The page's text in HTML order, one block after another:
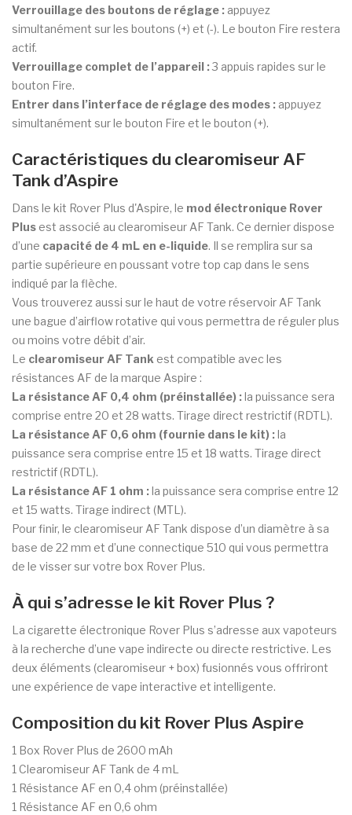
Verrouillage des boutons de réglage : appuyez
simultanément sur les boutons (+) et (-). Le bouton Fire restera
actif.
Verrouillage complet de l’appareil :3 appuis rapides sur le
bouton Fire.
Entrer dans l’interface de réglage des modes : appuyez
simultanément sur le bouton Fire et le bouton (+).
Caractéristiques du clearomiseur AF
Tank d’Aspire
Dans le kit Rover Plus d'Aspire, le mod électronique Rover
Plus est associé au clearomiseur AF Tank. Ce dernier dispose
d’une capacité de 4 mL en e-liquide. Il se remplira sur sa
partie supérieure en poussant votre top cap dans le sens
indiqué par la flèche.
Vous trouverez aussi sur le haut de votre réservoir AF Tank
une bague d’airflow rotative qui vous permettra de réguler plus
ou moins votre débit d’air.
Le clearomiseur AF Tank est compatible avec les
résistances AF de la marque Aspire :
La résistance AF 0,4 ohm (préinstallée) :la puissance sera
comprise entre 20 et 28 watts. Tirage direct restrictif (RDTL).
La résistance AF 0,6 ohm (fournie dans le kit) :la
puissance sera comprise entre 15 et 18 watts. Tirage direct
restrictif (RDTL).
La résistance AF 1 ohm :la puissance sera comprise entre 12
et 15 watts. Tirage indirect (MTL).
Pour finir, le clearomiseur AF Tank dispose d’un diamètre à sa
base de 22 mm et d’une connectique 510 qui vous permettra
de le visser sur votre box Rover Plus.
À qui s’adresse le kit Rover Plus ?
La cigarette électronique Rover Plus s’adresse aux vapoteurs
à la recherche d’une vape indirecte ou directe restrictive. Les
deux éléments (clearomiseur + box) fusionnés vous offriront
une expérience de vape interactive et intelligente.
Composition du kit Rover Plus Aspire
1 Box Rover Plus de 2600 mAh
1 Clearomiseur AF Tank de 4 mL
1 Résistance AF en 0,4 ohm (préinstallée)
1 Résistance AF en 0,6 ohm